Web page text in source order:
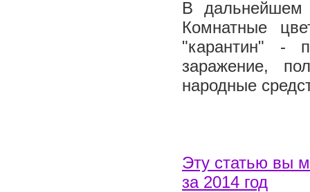
В дальнейшем
Комнатные
"карантин" -
заражение,
народные
Эту статью вы
за 2014 год